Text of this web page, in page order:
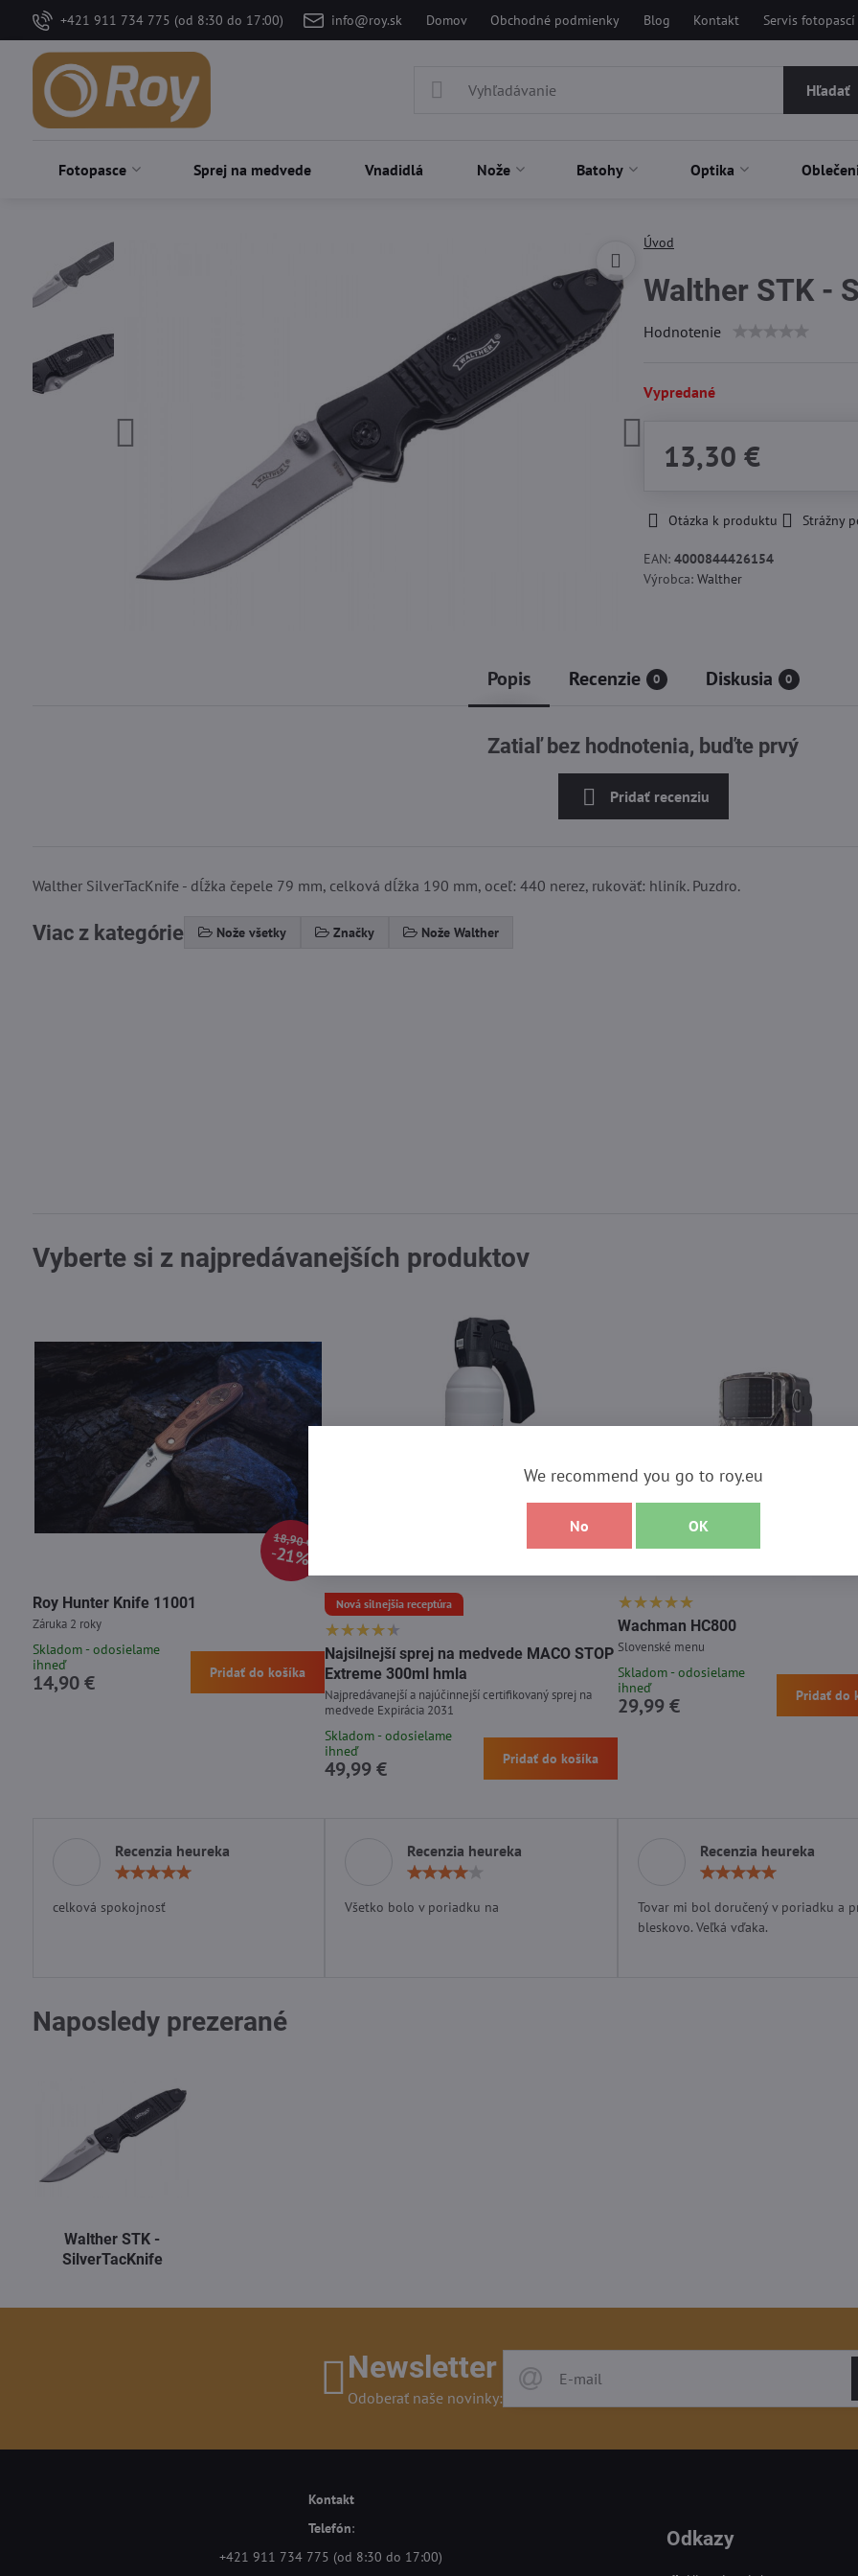
+421 911 734 775 (od 8:30 do 17:00) info@roy.sk Domov Obchodné podmienky Blog Kontakt Servis fotopascí
Hľadať
Fotopasce Sprej na medvede Vnadidlá Nože Batohy Optika
Úvod
Walther STK -
Hodnotenie
Vypredané
13,30 €
Otázka k produktu Strážny
EAN: 4000844426154
Výrobca: Walther
Popis Recenzie 0 Diskusia 0
Zatiaľ bez hodnotenia, buďte prvý
Pridať recenziu
Walther SilverTacKnife - dĺžka čepele 79 mm, celková dĺžka 190 mm, oceľ: 440 nerez, rukoväť: hliník. Puzdro.
Viac z kategórie Nože všetky Značky Nože Walther
Vyberte si z najpredávanejších produktov
18,90 €
21%
Roy Hunter Knife 11001
Záruka 2 roky
Skladom - odosielame
ihneď
14,90 € Pridať do košíka
Nová silnejšia receptúra
Najsilnejší sprej na medvede MACO STOP
Extreme 300ml hmla
Najpredávanejší a najúčinnejší certifikovaný sprej na
medvede Expirácia 2031
Skladom - odosielame
ihneď
49,99 € Pridať do košíka
Wachman HC800
Slovenské menu
Skladom - odosielame
ihneď
29,99 € Pridať do
Recenzia heureka
celková spokojnosť
Recenzia heureka
Všetko bolo v poriadku na
Recenzia heureka
/
5
Tovar mi bol doručený v poriadku a
bleskovo. Veľká vďaka.
Naposledy prezerané
Walther STK -
SilverTacKnife
Newsletter
Odoberať naše novinky:
Kontakt
Telefón:
+421 911 734 775 (od 8:30 do 17:00)
Odkazy
We recommend you go to roy.eu
No OK